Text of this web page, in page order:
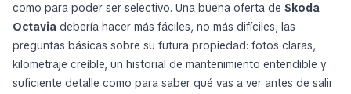
como para poder ser selectivo. Una buena oferta de Skoda
Octavia debería hacer más fáciles, no más difíciles, las
preguntas básicas sobre su futura propiedad: fotos claras,
kilometraje creíble, un historial de mantenimiento entendible y
suficiente detalle como para saber qué vas a ver antes de salir